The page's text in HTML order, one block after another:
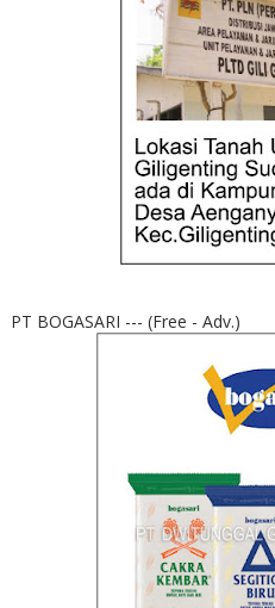
PT BOGASARI --- (Free - Adv.)